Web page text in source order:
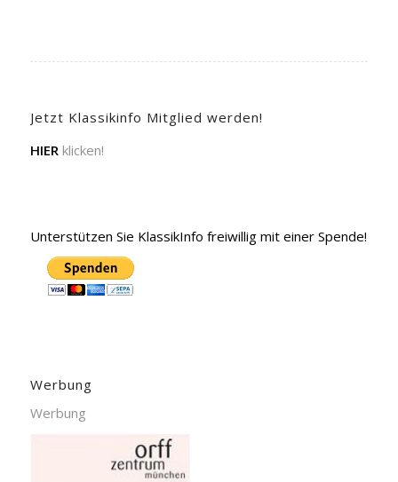
Jetzt Klassikinfo Mitglied werden!
HIER klicken!
Unterstützen Sie KlassikInfo freiwillig mit einer Spende!
Werbung
Werbung